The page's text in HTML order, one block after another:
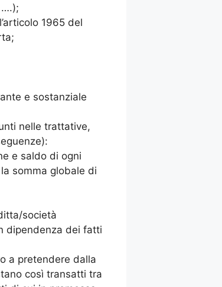
….);
1965 del
e sostanziale
nelle trattative,
e saldo di ogni
somma globale di
società
dipendenza dei fatti
a pretendere dalla
così transatti tra